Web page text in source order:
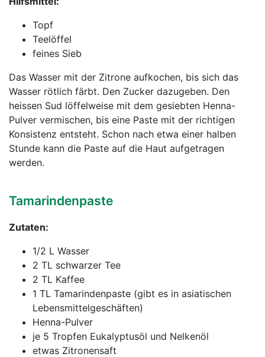
Topf
Teelöffel
feines Sieb
Das Wasser mit der Zitrone aufkochen, bis sich das
Wasser rötlich färbt. Den Zucker dazugeben. Den
heissen Sud löffelweise mit dem gesiebten Henna-
Pulver vermischen, bis eine Paste mit der richtigen
Konsistenz entsteht. Schon nach etwa einer halben
Stunde kann die Paste auf die Haut aufgetragen
werden.
Tamarindenpaste
Zutaten:
1/2 L Wasser
2 TL schwarzer Tee
2 TL Kaffee
1 TL Tamarindenpaste (gibt es in asiatischen
Lebensmittelgeschäften)
Henna-Pulver
je 5 Tropfen Eukalyptusöl und Nelkenöl
etwas Zitronensaft